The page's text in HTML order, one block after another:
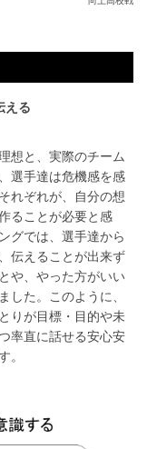
える
想と、実際のチーム
選手達は危機感を感
れぞれが、自分の想
ることが必要と感
グでは、選手達から
伝えることが出来ず
や、やった方がいい
た。このように、
りが目標・目的や未
率直に話せる安心安